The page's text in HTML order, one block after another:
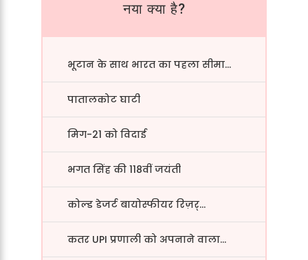
नया क्या है?
भूटान के साथ भारत का पहला सीमा...
पातालकोट घाटी
मिग-21 को विदाई
भगत सिंह की 118वीं जयंती
कोल्ड डेजर्ट बायोस्फीयर रिज़र्...
कतर UPI प्रणाली को अपनाने वाला...